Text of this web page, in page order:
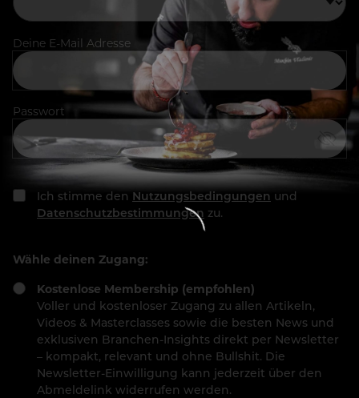
Deine E-Mail Adresse
Passwort
Ich stimme den Nutzungsbedingungen und
Datenschutzbestimmungen zu.
Wähle deinen Zugang:
Kostenlose Membership (empfohlen)
Voller und kostenloser Zugang zu allen Artikeln,
Videos & Masterclasses sowie die besten News und
exklusiven Branchen-Insights direkt per Newsletter
– kompakt, relevant und ohne Bullshit. Die
Newsletter-Einwilligung kann jederzeit über den
Abmeldelink widerrufen werden.